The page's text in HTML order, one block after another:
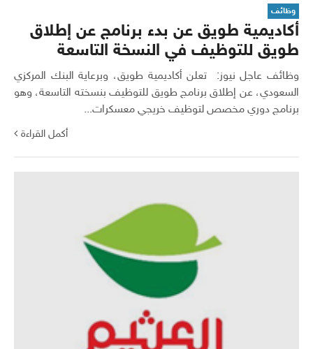
وظائف
أكاديمية طويق عن بدء برنامج عن إطلاق
طويق للتوظيف في النسخة التاسعة
وظائف عاجل نيوز: تعلن أكاديمية طويق، وبرعاية البنك المركزي
السعودي، عن إطلاق برنامج طويق للتوظيف بنسخته التاسعة، وهو
برنامج دوري مخصص لتوظيف خريجي معسكرات...
أكمل القراءة